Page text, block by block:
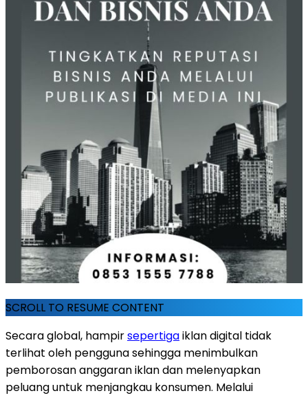
SCROLL TO RESUME CONTENT
Secara global, hampirsepertigaiklan digital tidak
terlihat oleh pengguna sehingga menimbulkan
pemborosan anggaran iklan dan melenyapkan
peluang untuk menjangkau konsumen. Melalui